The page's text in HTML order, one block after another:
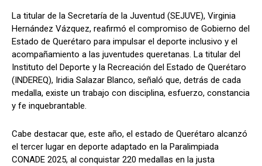
La titular de la Secretaría de la Juventud (SEJUVE), Virginia
Hernández Vázquez, reafirmó el compromiso de Gobierno del
Estado de Querétaro para impulsar el deporte inclusivo y el
acompañamiento a las juventudes queretanas. La titular del
Instituto del Deporte y la Recreación del Estado de Querétaro
(INDEREQ), Iridia Salazar Blanco, señaló que, detrás de cada
medalla, existe un trabajo con disciplina, esfuerzo, constancia
y fe inquebrantable.
Cabe destacar que, este año, el estado de Querétaro alcanzó
el tercer lugar en deporte adaptado en la Paralimpiada
CONADE 2025, al conquistar 220 medallas en la justa